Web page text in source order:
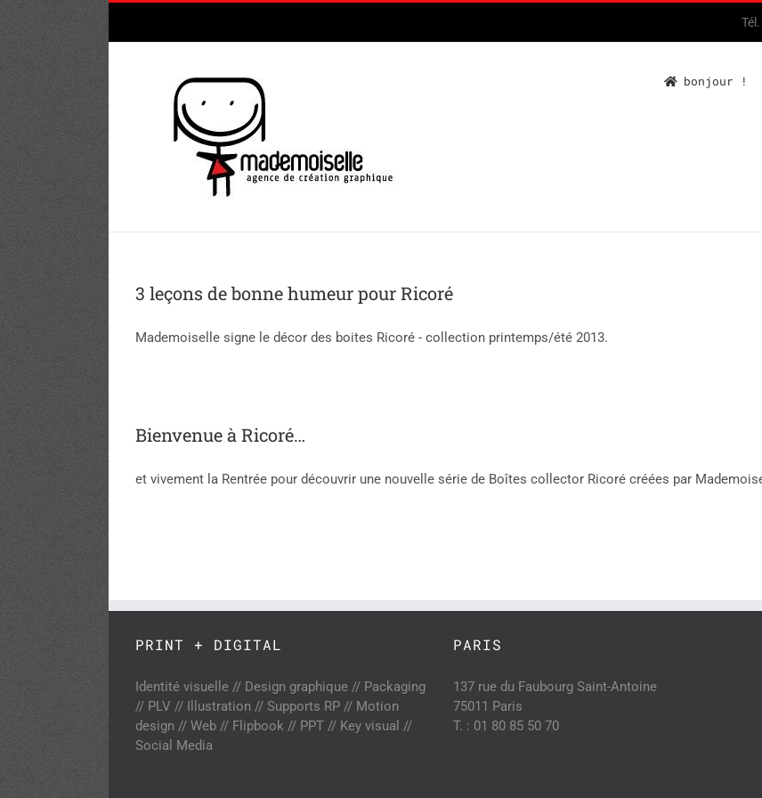
Passer
au
contenu
bonjour !
3 leçons de bonne humeur pour Ricoré
Mademoiselle signe le décor des boites Ricoré - collection printemps/été 2013.
Bienvenue à Ricoré…
et vivement la Rentrée pour découvrir une nouvelle série de Boîtes collector Ricoré créées par
PRINT + DIGITAL
Identité visuelle // Design graphique // Packaging
// PLV // Illustration // Supports RP // Motion
design // Web // Flipbook // PPT // Key visual //
Social Media
PARIS
137 rue du Faubourg Saint-Antoine
75011 Paris
T. : 01 80 85 50 70